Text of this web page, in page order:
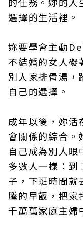
選擇的生活裡。
妳要學會主動
不結婚的女人礙
別人家排骨湯，
自己的選擇。
成年以後，妳活
會關係的綜合。
自己成為別人
多數人一樣：到
子，下班時間就
騰的早飯，把家
千萬萬家庭主婦